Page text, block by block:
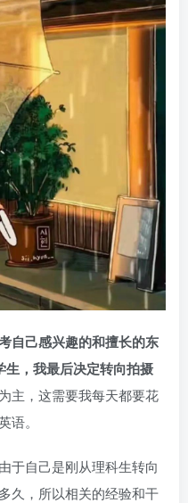
自己感兴趣的和擅长的东
生，我最后决定转向拍摄
主，这需要我每天都要花
。
于自己是刚从理科生转向
久，所以相关的经验和干